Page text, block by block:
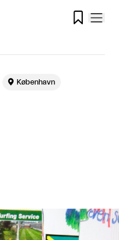

 København